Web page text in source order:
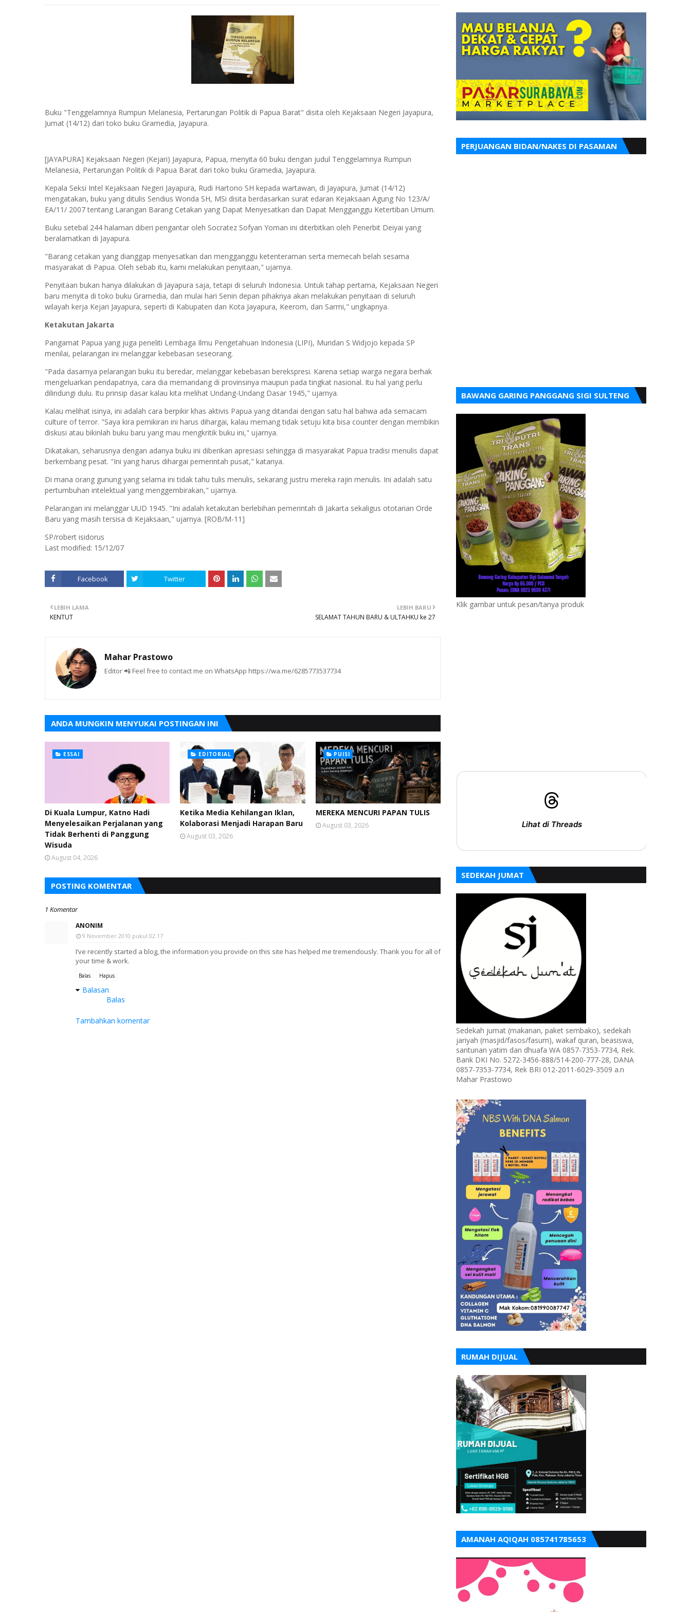
Buku "Tenggelamnya Rumpun Melanesia, Pertarungan Politik di Papua Barat" disita oleh Kejaksaan Negeri Jayapura,
Jumat (14/12) dari toko buku Gramedia, Jayapura.
[JAYAPURA] Kejaksaan Negeri (Kejari) Jayapura, Papua, menyita 60 buku dengan judul Tenggelamnya Rumpun
Melanesia, Pertarungan Politik di Papua Barat dari toko buku Gramedia, Jayapura.
Kepala Seksi Intel Kejaksaan Negeri Jayapura, Rudi Hartono SH kepada wartawan, di Jayapura, Jumat (14/12)
mengatakan, buku yang ditulis Sendius Wonda SH, MSi disita berdasarkan surat edaran Kejaksaan Agung No 123/A/
EA/11/ 2007 tentang Larangan Barang Cetakan yang Dapat Menyesatkan dan Dapat Mengganggu Ketertiban Umum.
Buku setebal 244 halaman diberi pengantar oleh Socratez Sofyan Yoman ini diterbitkan oleh Penerbit Deiyai yang
beralamatkan di Jayapura.
"Barang cetakan yang dianggap menyesatkan dan mengganggu ketenteraman serta memecah belah sesama
masyarakat di Papua. Oleh sebab itu, kami melakukan penyitaan," ujarnya.
Penyitaan bukan hanya dilakukan di Jayapura saja, tetapi di seluruh Indonesia. Untuk tahap pertama, Kejaksaan Negeri
baru menyita di toko buku Gramedia, dan mulai hari Senin depan pihaknya akan melakukan penyitaan di seluruh
wilayah kerja Kejari Jayapura, seperti di Kabupaten dan Kota Jayapura, Keerom, dan Sarmi," ungkapnya.
Ketakutan Jakarta
Pangamat Papua yang juga peneliti Lembaga Ilmu Pengetahuan Indonesia (LIPI), Muridan S Widjojo kepada SP
menilai, pelarangan ini melanggar kebebasan seseorang.
"Pada dasarnya pelarangan buku itu beredar, melanggar kebebasan berekspresi. Karena setiap warga negara berhak
mengeluarkan pendapatnya, cara dia memandang di provinsinya maupun pada tingkat nasional. Itu hal yang perlu
dilindungi dulu. Itu prinsip dasar kalau kita melihat Undang-Undang Dasar 1945," ujarnya.
Kalau melihat isinya, ini adalah cara berpikir khas aktivis Papua yang ditandai dengan satu hal bahwa ada semacam
culture of terror. "Saya kira pemikiran ini harus dihargai, kalau memang tidak setuju kita bisa counter dengan membikin
diskusi atau bikinlah buku baru yang mau mengkritik buku ini," ujarnya.
Dikatakan, seharusnya dengan adanya buku ini diberikan apresiasi sehingga di masyarakat Papua tradisi menulis dapat
berkembang pesat. "Ini yang harus dihargai pemerintah pusat," katanya.
Di mana orang gunung yang selama ini tidak tahu tulis menulis, sekarang justru mereka rajin menulis. Ini adalah satu
pertumbuhan intelektual yang menggembirakan," ujarnya.
Pelarangan ini melanggar UUD 1945. "Ini adalah ketakutan berlebihan pemerintah di Jakarta sekaligus ototarian Orde
Baru yang masih tersisa di Kejaksaan," ujarnya. [ROB/M-11]
SP/robert isidorus
Last modified: 15/12/07
Facebook Twitter
LEBIH BARU
SELAMAT TAHUN BARU & ULTAHKU ke 27
LEBIH LAMA
KENTUT
Mahar Prastowo
Editor 📲 Feel free to contact me on WhatsApp https://wa.me/6285773537734
ANDA MUNGKIN MENYUKAI POSTINGAN INI
ESSAI
Di Kuala Lumpur, Katno Hadi
Menyelesaikan Perjalanan yang
Tidak Berhenti di Panggung
Wisuda
August 04, 2026
EDITORIAL
Ketika Media Kehilangan Iklan,
Kolaborasi Menjadi Harapan Baru
August 03, 2026
PUISI
MEREKA MENCURI PAPAN TULIS
August 03, 2026
POSTING KOMENTAR
1 Komentar
ANONIM
9 November 2010 pukul 02.17
I’ve recently started a blog, the information you provide on this site has helped me tremendously. Thank you for all of
your time & work.
Balas Hapus
Balasan
Balas
Tambahkan komentar
PERJUANGAN BIDAN/NAKES DI PASAMAN
BAWANG GARING PANGGANG SIGI SULTENG
Klik gambar untuk pesan/tanya produk
Lihat di Threads
SEDEKAH JUMAT
Sedekah jumat (makanan, paket sembako), sedekah
jariyah (masjid/fasos/fasum), wakaf quran, beasiswa,
santunan yatim dan dhuafa WA 0857-7353-7734, Rek.
Bank DKI No. 5272-3456-888/514-200-777-28, DANA
0857-7353-7734, Rek BRI 012-2011-6029-3509 a.n
Mahar Prastowo
RUMAH DIJUAL
AMANAH AQIQAH 085741785653